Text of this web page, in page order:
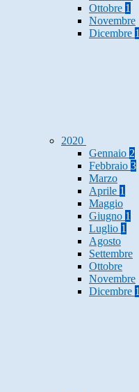
Ottobre 1
Novembre
Dicembre 1
2020
Gennaio 2
Febbraio 3
Marzo
Aprile 1
Maggio
Giugno 1
Luglio 1
Agosto
Settembre
Ottobre
Novembre
Dicembre 1